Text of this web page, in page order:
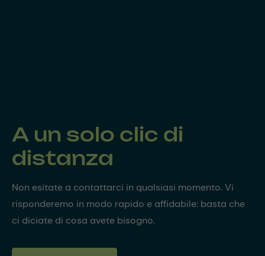
A un solo clic di
distanza
Non esitate a contattarci in qualsiasi momento. Vi
risponderemo in modo rapido e affidabile: basta che
ci diciate di cosa avete bisogno.